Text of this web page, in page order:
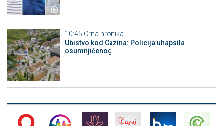
10:45 Crna hronika
Ubistvo kod Cazina: Policija uhapsila
osumnjičenog